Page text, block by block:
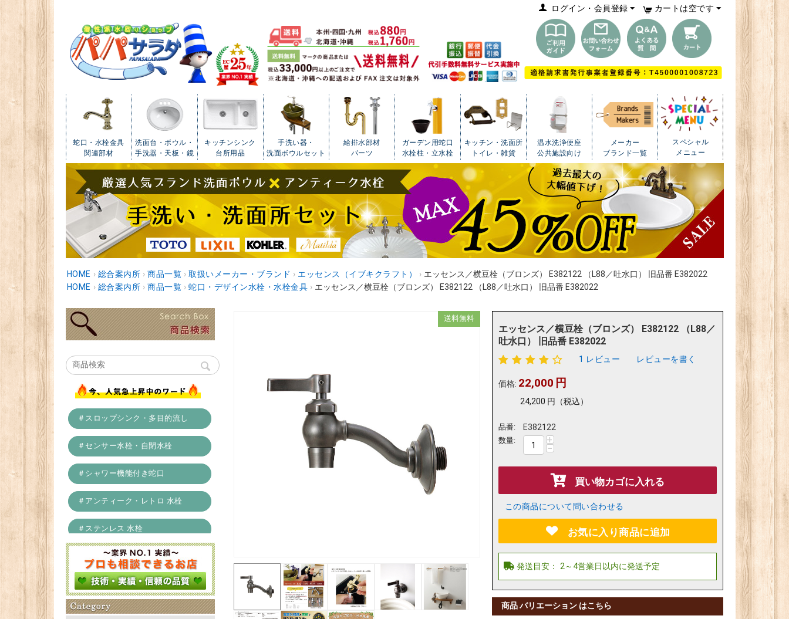
カートは空です
ログイン・会員登録
蛇口・水栓金具
関連部材
洗面台・ボウル・
手洗器・天板・鏡
キッチンシンク
台所用品
手洗い器・
洗面ボウルセット
給排水部材
パーツ
ガーデン用蛇口
水栓柱・立水栓
キッチン・洗面所
トイレ・雑貨
温水洗浄便座
公共施設向け
メーカー
ブランド一覧
スペシャル
メニュー
HOME › 総合案内所 › 商品一覧 › 取扱いメーカー・ブランド › エッセンス（イブキクラフト） › エッセンス／横豆栓（ブロンズ） E382122 （L88／吐水口） 旧品番 E382022
HOME › 総合案内所 › 商品一覧 › 蛇口・デザイン水栓・水栓金具 › エッセンス／横豆栓（ブロンズ） E382122 （L88／吐水口） 旧品番 E382022
＃スロップシンク・多目的流し
＃センサー水栓・自閉水栓
＃シャワー機能付き蛇口
＃アンティーク・レトロ 水栓
＃ステンレス 水栓
＃浄水器
送料無料
エッセンス／横豆栓（ブロンズ） E382122 （L88／
吐水口） 旧品番 E382022
1 レビュー レビューを書く
価格: 22,000 円
24,200 円 （税込）
品番: E382122
数量: +
−
買い物カゴに入れる
この商品について問い合わせる
お気に入り商品に追加
商品 バリエーション はこちら